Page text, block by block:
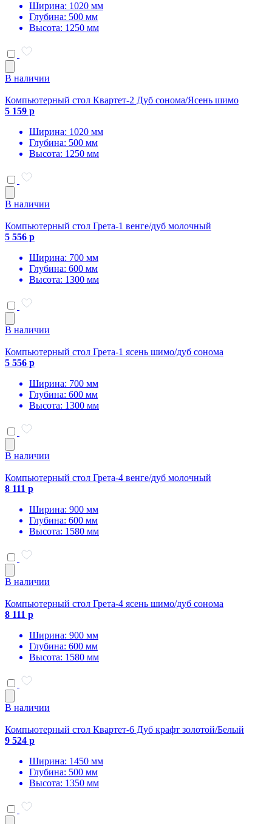
Ширина: 1020 мм
Глубина: 500 мм
Высота: 1250 мм
В наличии
Компьютерный стол Квартет-2 Дуб сонома/Ясень шимо
5 159 р
Ширина: 1020 мм
Глубина: 500 мм
Высота: 1250 мм
В наличии
Компьютерный стол Грета-1 венге/дуб молочный
5 556 р
Ширина: 700 мм
Глубина: 600 мм
Высота: 1300 мм
В наличии
Компьютерный стол Грета-1 ясень шимо/дуб сонома
5 556 р
Ширина: 700 мм
Глубина: 600 мм
Высота: 1300 мм
В наличии
Компьютерный стол Грета-4 венге/дуб молочный
8 111 р
Ширина: 900 мм
Глубина: 600 мм
Высота: 1580 мм
В наличии
Компьютерный стол Грета-4 ясень шимо/дуб сонома
8 111 р
Ширина: 900 мм
Глубина: 600 мм
Высота: 1580 мм
В наличии
Компьютерный стол Квартет-6 Дуб крафт золотой/Белый
9 524 р
Ширина: 1450 мм
Глубина: 500 мм
Высота: 1350 мм